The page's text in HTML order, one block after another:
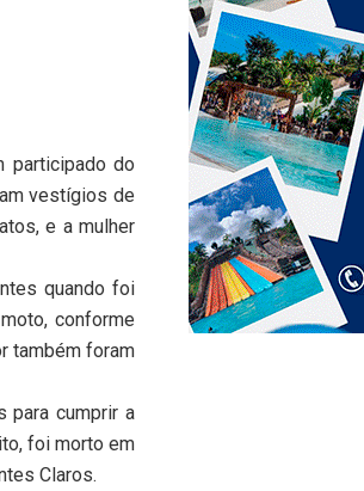
participado do
vestígios de
e a mulher
quando foi
conforme
também foram
para cumprir a
foi morto em
Claros.